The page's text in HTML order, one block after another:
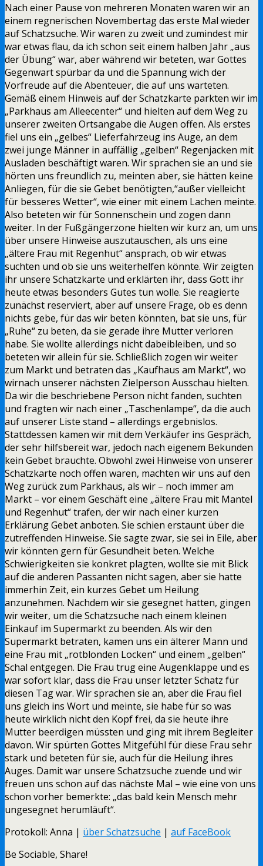
Nach einer Pause von mehreren Monaten waren wir an
einem regnerischen Novembertag das erste Mal wieder
auf Schatzsuche. Wir waren zu zweit und zumindest mir
war etwas flau, da ich schon seit einem halben Jahr „aus
der Übung“ war, aber während wir beteten, war Gottes
Gegenwart spürbar da und die Spannung wich der
Vorfreude auf die Abenteuer, die auf uns warteten.
Gemäß einem Hinweis auf der Schatzkarte parkten wir im
„Parkhaus am Alleecenter“ und hielten auf dem Weg zu
unserer zweiten Ortsangabe die Augen offen. Als erstes
fiel uns ein „gelbes“ Lieferfahrzeug ins Auge, an dem
zwei junge Männer in auffällig „gelben“ Regenjacken mit
Ausladen beschäftigt waren. Wir sprachen sie an und sie
hörten uns freundlich zu, meinten aber, sie hätten keine
Anliegen, für die sie Gebet benötigten,“außer vielleicht
für besseres Wetter“, wie einer mit einem Lachen meinte.
Also beteten wir für Sonnenschein und zogen dann
weiter. In der Fußgängerzone hielten wir kurz an, um uns
über unsere Hinweise auszutauschen, als uns eine
„ältere Frau mit Regenhut“ ansprach, ob wir etwas
suchten und ob sie uns weiterhelfen könnte. Wir zeigten
ihr unsere Schatzkarte und erklärten ihr, dass Gott ihr
heute etwas besonders Gutes tun wolle. Sie reagierte
zunächst reserviert, aber auf unsere Frage, ob es denn
nichts gebe, für das wir beten könnten, bat sie uns, für
„Ruhe“ zu beten, da sie gerade ihre Mutter verloren
habe. Sie wollte allerdings nicht dabeibleiben, und so
beteten wir allein für sie. Schließlich zogen wir weiter
zum Markt und betraten das „Kaufhaus am Markt“, wo
wirnach unserer nächsten Zielperson Ausschau hielten.
Da wir die beschriebene Person nicht fanden, suchten
und fragten wir nach einer „Taschenlampe“, da die auch
auf unserer Liste stand – allerdings ergebnislos.
Stattdessen kamen wir mit dem Verkäufer ins Gespräch,
der sehr hilfsbereit war, jedoch nach eigenem Bekunden
kein Gebet brauchte. Obwohl zwei Hinweise von unserer
Schatzkarte noch offen waren, machten wir uns auf den
Weg zurück zum Parkhaus, als wir – noch immer am
Markt – vor einem Geschäft eine „ältere Frau mit Mantel
und Regenhut“ trafen, der wir nach einer kurzen
Erklärung Gebet anboten. Sie schien erstaunt über die
zutreffenden Hinweise. Sie sagte zwar, sie sei in Eile, aber
wir könnten gern für Gesundheit beten. Welche
Schwierigkeiten sie konkret plagten, wollte sie mit Blick
auf die anderen Passanten nicht sagen, aber sie hatte
immerhin Zeit, ein kurzes Gebet um Heilung
anzunehmen. Nachdem wir sie gesegnet hatten, gingen
wir weiter, um die Schatzsuche nach einem kleinen
Einkauf im Supermarkt zu beenden. Als wir den
Supermarkt betraten, kamen uns ein älterer Mann und
eine Frau mit „rotblonden Locken“ und einem „gelben“
Schal entgegen. Die Frau trug eine Augenklappe und es
war sofort klar, dass die Frau unser letzter Schatz für
diesen Tag war. Wir sprachen sie an, aber die Frau fiel
uns gleich ins Wort und meinte, sie habe für so was
heute wirklich nicht den Kopf frei, da sie heute ihre
Mutter beerdigen müssten und ging mit ihrem Begleiter
davon. Wir spürten Gottes Mitgefühl für diese Frau sehr
stark und beteten für sie, auch für die Heilung ihres
Auges. Damit war unsere Schatzsuche zuende und wir
freuen uns schon auf das nächste Mal – wie eine von uns
schon vorher bemerkte: „das bald kein Mensch mehr
ungesegnet herumläuft“.
Protokoll: Anna | über Schatzsuche | auf FaceBook
Be Sociable, Share!